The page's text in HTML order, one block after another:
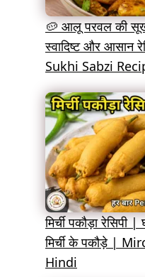
🥔 आलू परवल की
स्वादिष्ट और आसान
Sukhi Sabzi
मिर्ची पकौड़ा रेसिपी
मिर्ची के पकौड़े |
Hindi